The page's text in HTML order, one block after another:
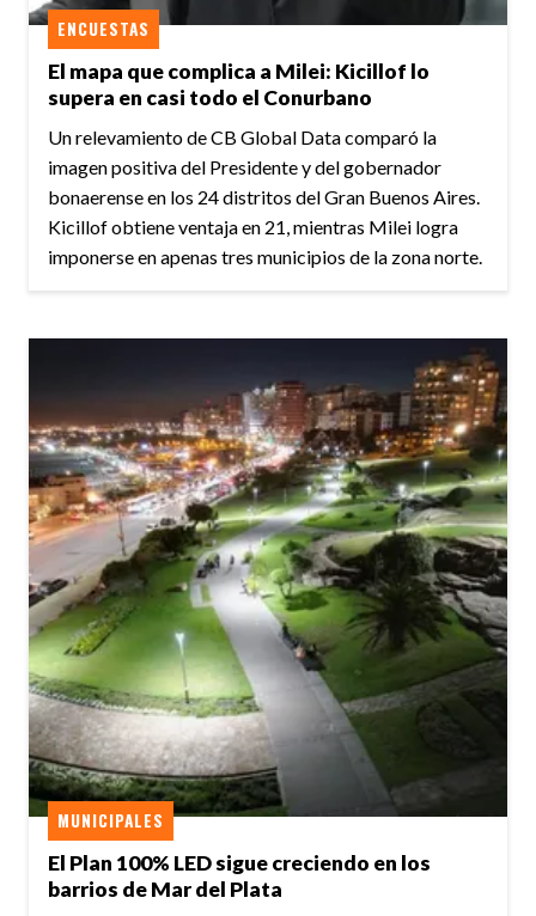
El mapa que complica a Milei: Kicillof lo
supera en casi todo el Conurbano
ENCUESTAS
Un relevamiento de CB Global Data comparó la
imagen positiva del Presidente y del gobernador
bonaerense en los 24 distritos del Gran Buenos Aires.
Kicillof obtiene ventaja en 21, mientras Milei logra
imponerse en apenas tres municipios de la zona norte.
El Plan 100% LED sigue creciendo en los
barrios de Mar del Plata
MUNICIPALES